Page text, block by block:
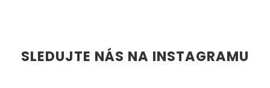
SLEDUJTE NÁS NA INSTAGRAMU